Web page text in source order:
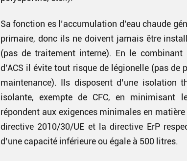
Sa fonction es l’accumulation d’eau chaude
primaire, donc ils ne doivent jamais être
(pas de traitement interne). En le
d’ACS il évite tout risque de légionelle (pas
maintenance). Ils disposent d’une isolation
isolante, exempte de CFC, en minimisant
répondent aux exigences minimales en
directive 2010/30/UE et la directive ErP
d’une capacité inférieure ou égale à 500 litres.